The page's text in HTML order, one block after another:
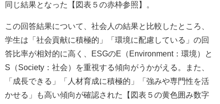
同じ結果となった【図表５の赤枠参照】。
この回答結果について、社会人の結果と比較したところ、
学生は「社会貢献に積極的」「環境に配慮している」の回
答比率が相対的に高く、ESGのE（Environment：環境）と
S（Society：社会）を重視する傾向がうかがえる。また、
「成長できる」「人材育成に積極的」「強みや専門性を活
かせる」も高い傾向が確認された【図表５の黄色囲み数字